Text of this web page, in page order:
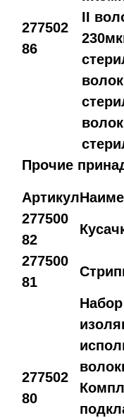
277502
86
II
Прочие
Артикул
277500
82
277500
81
277502
80